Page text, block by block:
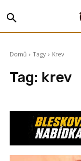
Domů Tagy Krev
Tag: krev